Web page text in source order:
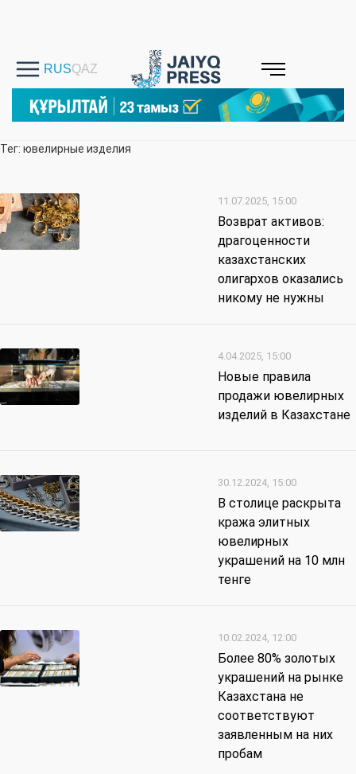
Тег: ювелирные изделия
11.07.2025, 15:00
Возврат активов:
драгоценности
казахстанских
олигархов оказались
никому не нужны
4.04.2025, 15:00
Новые правила
продажи ювелирных
изделий в Казахстане
30.12.2024, 15:00
В столице раскрыта
кража элитных
ювелирных
украшений на 10 млн
тенге
10.02.2024, 12:00
Более 80% золотых
украшений на рынке
Казахстана не
соответствуют
заявленным на них
пробам